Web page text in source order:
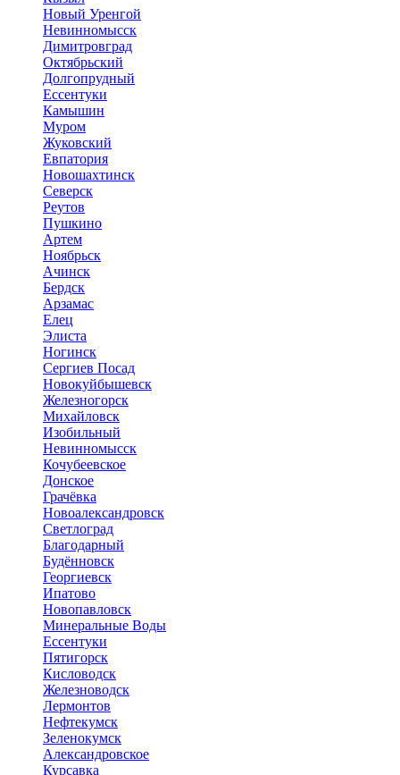
Новый Уренгой
Невинномысск
Димитровград
Октябрьский
Долгопрудный
Ессентуки
Камышин
Муром
Жуковский
Евпатория
Новошахтинск
Северск
Реутов
Пушкино
Артем
Ноябрьск
Ачинск
Бердск
Арзамас
Елец
Элиста
Ногинск
Сергиев Посад
Новокуйбышевск
Железногорск
Михайловск
Изобильный
Невинномысск
Кочубеевское
Донское
Грачёвка
Новоалександровск
Светлоград
Благодарный
Будённовск
Георгиевск
Ипатово
Новопавловск
Минеральные Воды
Ессентуки
Пятигорск
Кисловодск
Железноводск
Лермонтов
Нефтекумск
Зеленокумск
Александровское
Курсавка